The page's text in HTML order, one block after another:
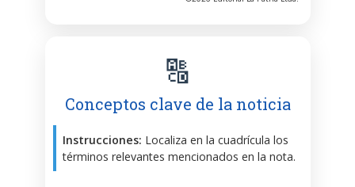
🔠
Conceptos clave de la noticia
Instrucciones: Localiza en la cuadrícula los
términos relevantes mencionados en la nota.